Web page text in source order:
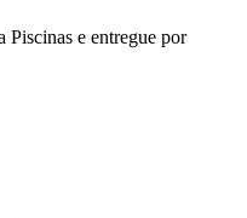
Piscinas e entregue por